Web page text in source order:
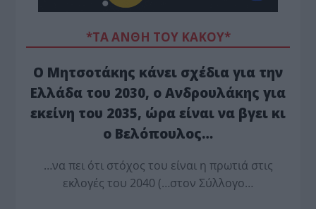
*ΤΑ ΆΝΘΗ ΤΟΥ ΚΑΚΟΎ*
Ο Μητσοτάκης κάνει σχέδια για την
Ελλάδα του 2030, ο Ανδρουλάκης για
εκείνη του 2035, ώρα είναι να βγει κι
ο Βελόπουλος…
…να πει ότι στόχος του είναι η πρωτιά στις
εκλογές του 2040 (…στον Σύλλογο…